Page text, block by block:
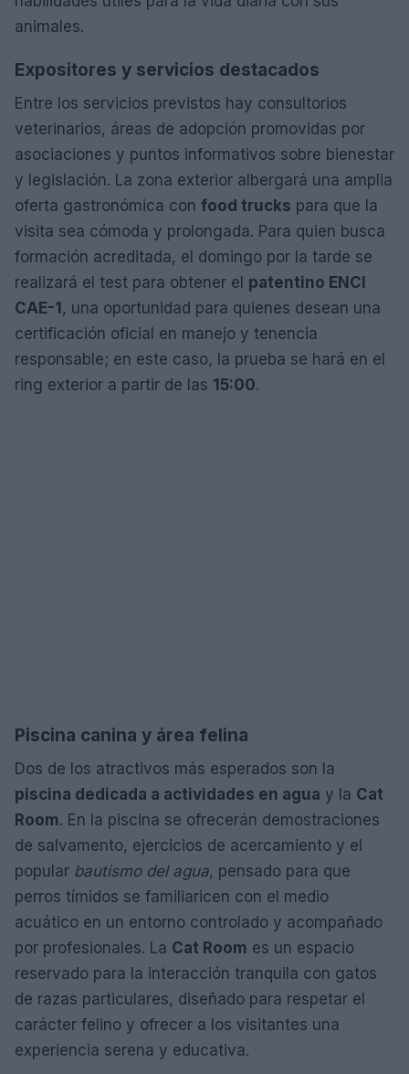
animales.
Expositores y servicios destacados
Entre los servicios previstos hay consultorios
veterinarios, áreas de adopción promovidas por
asociaciones y puntos informativos sobre bienestar
y legislación. La zona exterior albergará una amplia
oferta gastronómica con food trucks para que la
visita sea cómoda y prolongada. Para quien busca
formación acreditada, el domingo por la tarde se
realizará el test para obtener el patentino ENCI
CAE-1 , una oportunidad para quienes desean una
certificación oficial en manejo y tenencia
responsable; en este caso, la prueba se hará en el
ring exterior a partir de las 15:00.
Piscina canina y área felina
Dos de los atractivos más esperados son la
piscina dedicada a actividades en agua y la Cat
Room. En la piscina se ofrecerán demostraciones
de salvamento, ejercicios de acercamiento y el
popular bautismo del agua, pensado para que
perros tímidos se familiaricen con el medio
acuático en un entorno controlado y acompañado
por profesionales. La Cat Room es un espacio
reservado para la interacción tranquila con gatos
de razas particulares, diseñado para respetar el
carácter felino y ofrecer a los visitantes una
experiencia serena y educativa.